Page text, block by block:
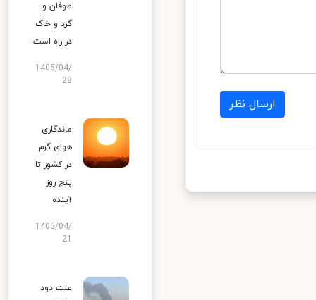
ارسال نظر
طوفان و
گرد و خاک
در راه است
1405/04/
28
ماندگاری
هوای گرم
در کشور تا
پنج روز
آینده
1405/04/
علت دود